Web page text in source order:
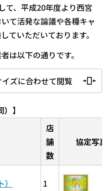
て、平成20年度より西宮
て活発な論議や各種キャ
ていただいております。
は以下の通りです。
ズに合わせて閲覧
】
店
舗
数
協定写真
1